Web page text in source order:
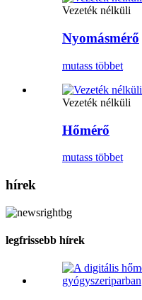
Vezeték nélküli
Nyomásmérő
mutass többet
Vezeték nélküli
Hőmérő
mutass többet
hírek
legfrissebb hírek